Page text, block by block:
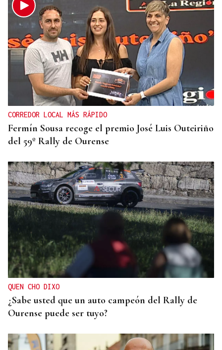
CORREDOR LOCAL MÁS RÁPIDO
Fermín Sousa recoge el premio José Luis Outeiriño
del 59º Rally de Ourense
QUEN CHO DIXO
¿Sabe usted que un auto campeón del Rally de
Ourense puede ser tuyo?